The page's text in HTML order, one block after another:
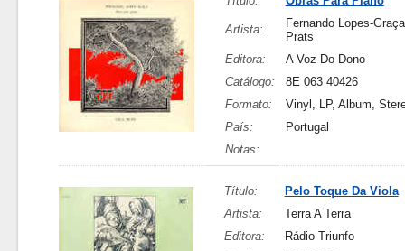
Artista:
Fernando Lopes-
Prats
Editora:
A Voz Do Dono
Catálogo:
8E 063 40426
Formato:
Vinyl, LP, Album,
País:
Portugal
Notas:
Título:
Pelo Toque Da Viola
Artista:
Terra A Terra
Editora:
Rádio Triunfo